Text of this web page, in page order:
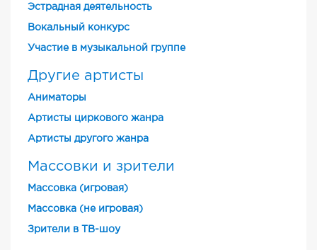
Эстрадная деятельность
Вокальный конкурс
Участие в музыкальной группе
Другие артисты
Аниматоры
Артисты циркового жанра
Артисты другого жанра
Массовки и зрители
Массовка (игровая)
Массовка (не игровая)
Зрители в ТВ-шоу